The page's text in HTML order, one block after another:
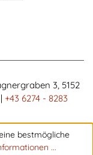
3, 5152
| +43 6274 - 8283
bestmögliche
...